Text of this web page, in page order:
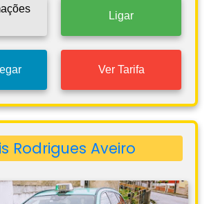
Ligar
Ver Tarifa
Rodrigues Aveiro